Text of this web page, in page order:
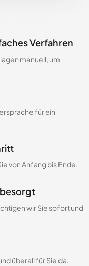
Verfahren
manuell, um
für ein
von Anfang bis Ende.
wir Sie sofort und
überall für Sie da.